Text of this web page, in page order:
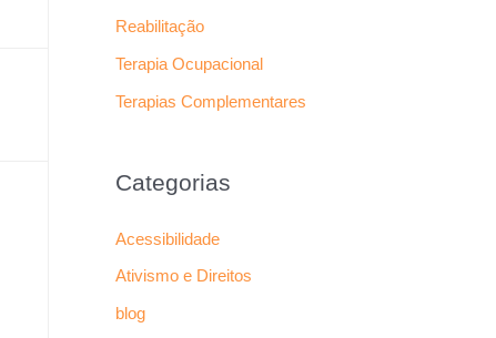
Reabilitação
Terapia Ocupacional
Terapias Complementares
Categorias
Acessibilidade
Ativismo e Direitos
blog